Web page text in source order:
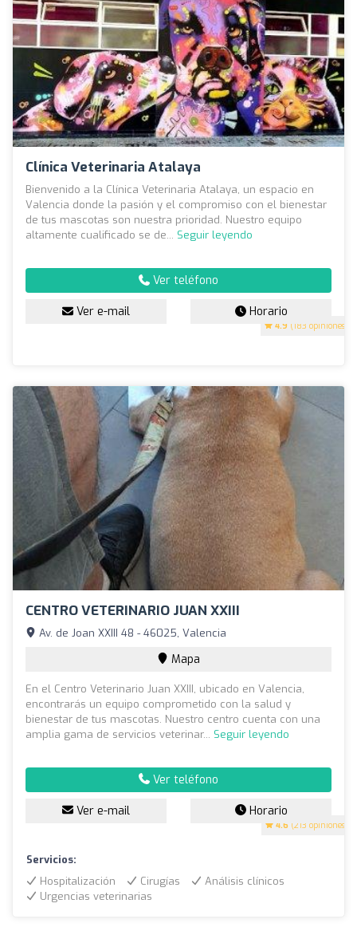
Clínica Veterinaria Atalaya
4.9 (183 opiniones)
Bienvenido a la Clínica Veterinaria Atalaya, un espacio en
Valencia donde la pasión y el compromiso con el bienestar
de tus mascotas son nuestra prioridad. Nuestro equipo
altamente cualificado se de... Seguir leyendo
Ver teléfono
Ver e-mail Horario
CENTRO VETERINARIO JUAN XXIII
4.6 (213 opiniones)
Av. de Joan XXIII 48 - 46025, Valencia
Mapa
En el Centro Veterinario Juan XXIII, ubicado en Valencia,
encontrarás un equipo comprometido con la salud y
bienestar de tus mascotas. Nuestro centro cuenta con una
amplia gama de servicios veterinar... Seguir leyendo
Ver teléfono
Ver e-mail Horario
Servicios:
Hospitalización
Cirugías
Análisis clínicos
Urgencias veterinarias